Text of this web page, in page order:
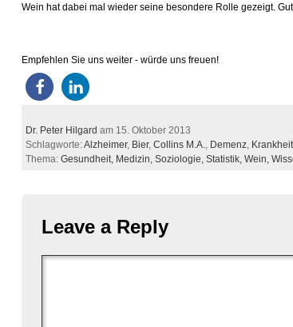
Wein hat dabei mal wieder seine besondere Rolle gezeigt.
Empfehlen Sie uns weiter - würde uns freuen!
Dr. Peter Hilgard am 15. Oktober 2013
Schlagworte:Alzheimer, Bier, Collins M.A., Demenz,
Thema: Gesundheit, Medizin, Soziologie, Statistik, Wein,
Leave a Reply